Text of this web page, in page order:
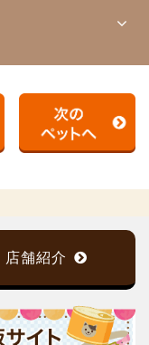
店舗紹介